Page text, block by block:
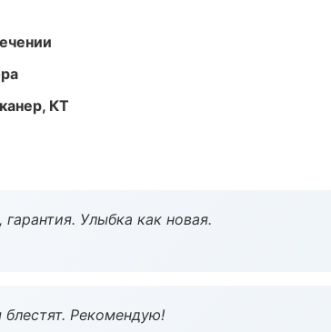
КТ
Улыбка как новая.
Рекомендую!